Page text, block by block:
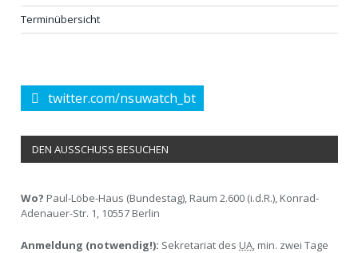
Terminübersicht
twitter.com/nsuwatch_bt
DEN AUSSCHUSS BESUCHEN
Wo? Paul-Löbe-Haus (Bundestag), Raum 2.600 (i.d.R.), Konrad-
Adenauer-Str. 1, 10557 Berlin
Anmeldung (notwendig!): Sekretariat des UA, min. zwei Tage